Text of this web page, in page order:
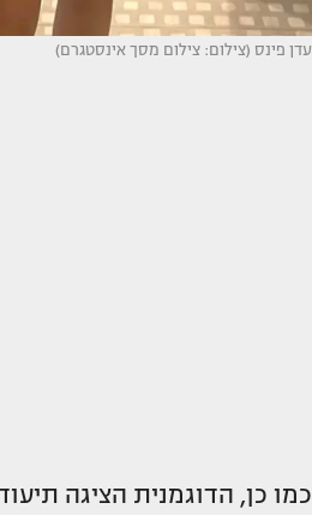
עדן פינס (צילום: צילום מסך אינסטגרם)
כמו כן, הדוגמנית הציגה